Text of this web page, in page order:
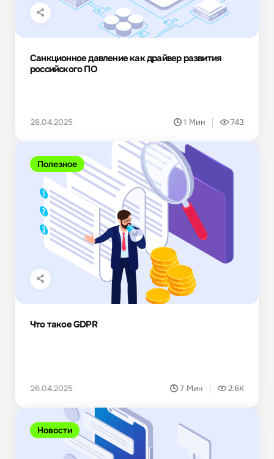
Санкционное давление как драйвер развития
российского ПО
26.04.2025 1 Мин 743
Полезное
Что такое GDPR
26.04.2025 7 Мин 2.6K
Новости